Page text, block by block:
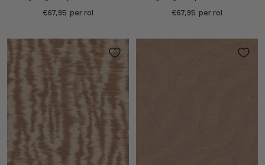
Sale
€67,95 per rol
Sale
€67,95 per rol